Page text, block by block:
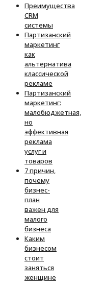
Преимущества
CRM
системы
Партизанский
маркетинг
как
альтернатива
классической
рекламе
Партизанский
маркетинг:
малобюджетная,
но
эффективная
реклама
услуг и
товаров
7 причин,
почему
бизнес-
план
важен для
малого
бизнеса
Каким
бизнесом
стоит
заняться
женщине